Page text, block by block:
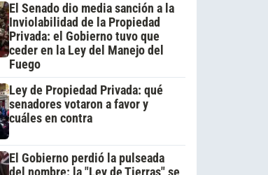
El Senado dio media sanción a la
Inviolabilidad de la Propiedad
Privada: el Gobierno tuvo que
ceder en la Ley del Manejo del
Fuego
Ley de Propiedad Privada: qué
senadores votaron a favor y
cuáles en contra
El Gobierno perdió la pulseada
del nombre: la "Ley de Tierras" se